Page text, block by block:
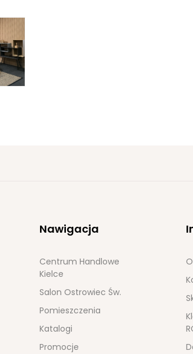
Nawigacja
Centrum Handlowe
Kielce
Salon Ostrowiec Św.
Pomieszczenia
Katalogi
Promocje